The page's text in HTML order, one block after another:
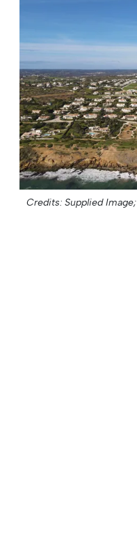
Credits: Supplied Image;